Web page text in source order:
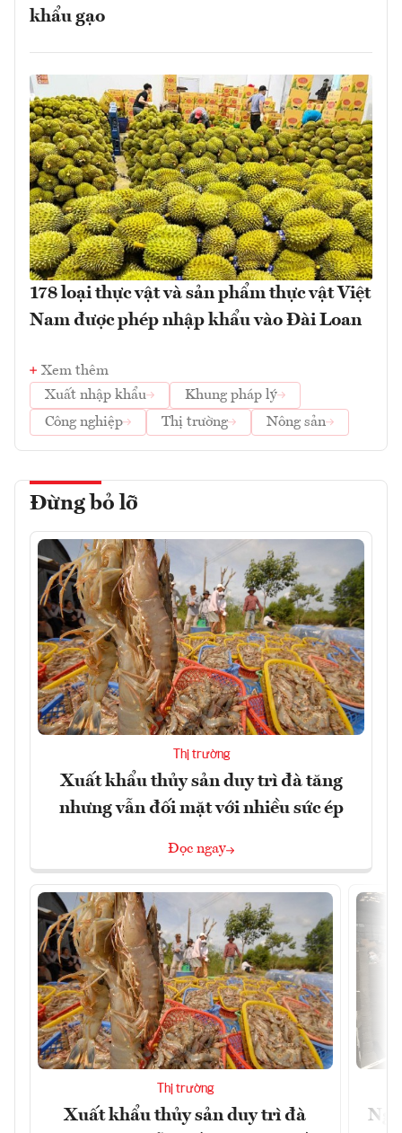
khẩu gạo
178 loại thực vật và sản phẩm thực vật Việt
Nam được phép nhập khẩu vào Đài Loan
Xem thêm
Xuất nhập khẩu
Khung pháp lý
Công nghiệp
Thị trường Nông sản
Đừng bỏ lỡ
Thị trường
Xuất khẩu thủy sản duy trì đà tăng
nhưng vẫn đối mặt với nhiều sức ép
Đọc ngay
Thị trường
Xuất khẩu thủy sản duy trì đà